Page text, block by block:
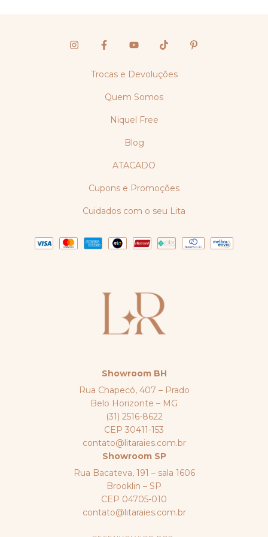
Trocas e Devoluções
Quem Somos
Niquel Free
Blog
ATACADO
Cupons e Promoções
Cuidados com o seu Lita
Showroom BH
Rua Chapecó, 407 – Prado
Belo Horizonte – MG
(31) 2516-8622
CEP 30411-153
contato@litaraies.com.br
Showroom SP
Rua Bacateva, 191 – sala 1606
Brooklin – SP
CEP 04705-010
contato@litaraies.com.br